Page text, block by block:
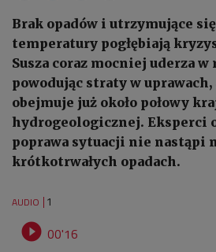
Brak opadów i utrzymujące
temperatury pogłębiają
Susza coraz mocniej uderza
powodując straty w
obejmuje już około połowy
hydrogeologicznej. Eksperci
poprawa sytuacji nie nastąpi
krótkotrwałych opadach.
AUDIO 1
 00'16